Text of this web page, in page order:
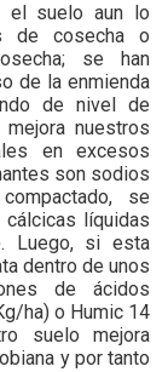
el suelo aun lo
de cosecha o
se han
de la enmienda
de nivel de
nuestros
en excesos
son sodios
se
líquidas
Luego, si esta
dentro de unos
de ácidos
ha) o Humic 14
suelo mejora
y por tanto